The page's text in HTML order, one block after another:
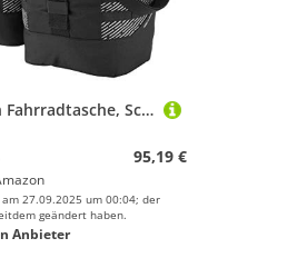
Altura Arran Fahrradtasche, Schwarz, 36L
95,19 €
27.09.2025 um 00:04; der
geändert haben.
Anbieter